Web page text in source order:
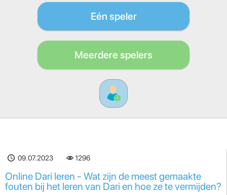
Eén speler
Meerdere spelers
09.07.2023 1296
Online Dari leren - Wat zijn de meest gemaakte
fouten bij het leren van Dari en hoe ze te vermijden?